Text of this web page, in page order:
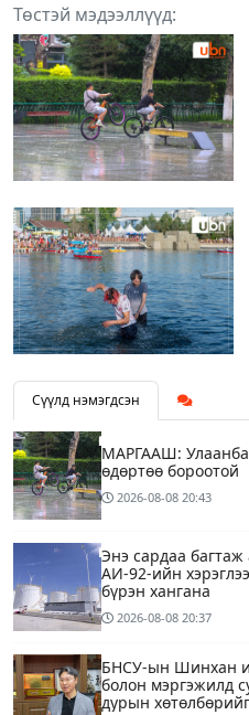
Төстэй мэдээллүүд:
Сүүлд нэмэгдсэн
МАРГААШ:
өдөртөө бороотой
2026-08-08 20:43
Энэ сардаа багтаж
АИ-92-ийн
бүрэн хангана
2026-08-08 20:37
БНСУ-ын Шинхан
болон мэргэжилд
дурын